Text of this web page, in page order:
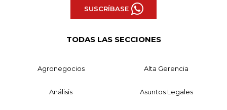
SUSCRÍBASE
TODAS LAS SECCIONES
Agronegocios Alta Gerencia
Análisis Asuntos Legales